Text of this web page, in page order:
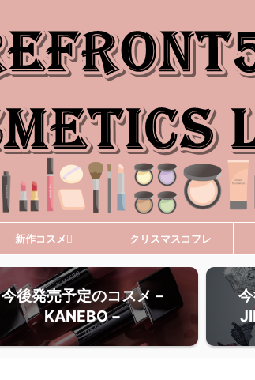
新作コスメ クリスマスコフレ
今後発売予定のコスメ－
KANEBO－